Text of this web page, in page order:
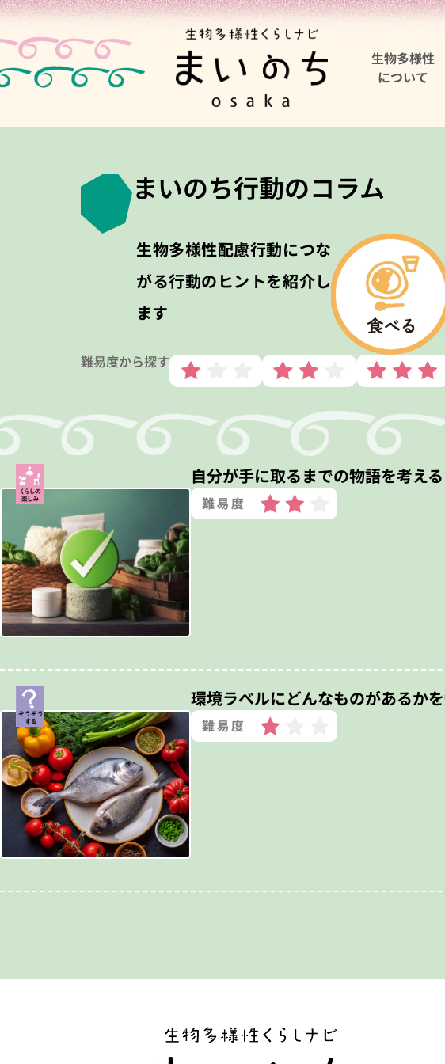
生物多様性
について
まいのち行動のコラム
生物多様性配慮行動につな
がる行動のヒントを紹介し
ます
難易度から探す
自分が手に取るまでの物語を考える
環境ラベルにどんなものがあるか